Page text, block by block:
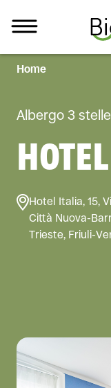
TUTTO
Home
Albergo 3 stelle
Hotel Italia, 15,
Città Nuova-
Trieste, Friuli-